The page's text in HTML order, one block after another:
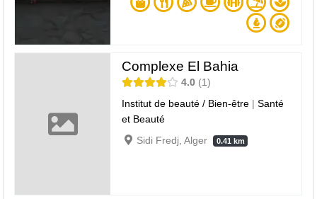
Complexe El Bahia
4.0
1
Institut de beauté / Bien-être |Santé
et Beauté
Sidi Fredj, Alger
0.41 km